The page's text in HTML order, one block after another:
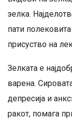
зелка.
пати
присуство на
Зелката е
варена.
депресија и
ракот, помага